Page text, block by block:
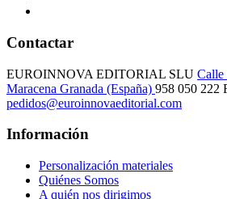
Contactar
EUROINNOVA EDITORIAL SLU Calle
Maracena Granada (España) 958 050 222
pedidos@euroinnovaeditorial.com
Información
Personalización materiales
Quiénes Somos
A quién nos dirigimos